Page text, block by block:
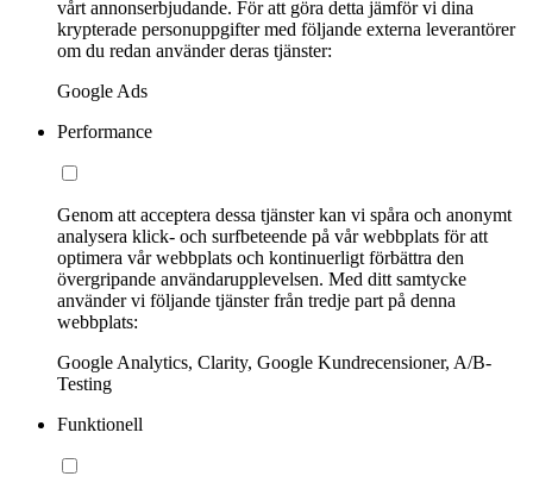
vårt annonserbjudande. För att göra detta jämför vi dina
krypterade personuppgifter med följande externa leverantörer
om du redan använder deras tjänster:
Google Ads
Performance
Genom att acceptera dessa tjänster kan vi spåra och anonymt
analysera klick- och surfbeteende på vår webbplats för att
optimera vår webbplats och kontinuerligt förbättra den
övergripande användarupplevelsen. Med ditt samtycke
använder vi följande tjänster från tredje part på denna
webbplats:
Google Analytics, Clarity, Google Kundrecensioner, A/B-
Testing
Funktionell